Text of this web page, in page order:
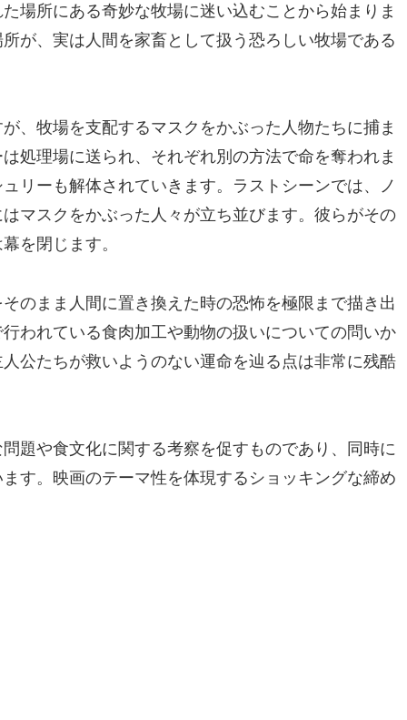
場所にある奇妙な牧場に迷い込むことから始まりま
が、実は人間を家畜として扱う恐ろしい牧場である
、牧場を支配するマスクをかぶった人物たちに捕ま
処理場に送られ、それぞれ別の方法で命を奪われま
リーも解体されていきます。ラストシーンでは、ノ
マスクをかぶった人々が立ち並びます。彼らがその
を閉じます。
のまま人間に置き換えた時の恐怖を極限まで描き出
われている食肉加工や動物の扱いについての問いか
公たちが救いようのない運命を辿る点は非常に残酷
題や食文化に関する考察を促すものであり、同時に
す。映画のテーマ性を体現するショッキングな締め